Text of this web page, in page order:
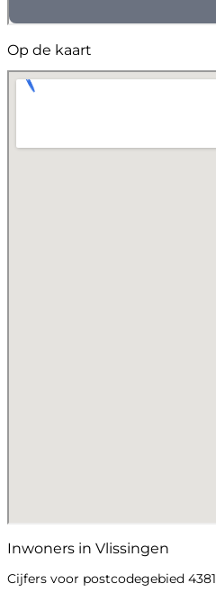
Op de kaart
Inwoners in Vlissingen
Cijfers voor postcodegebied 4381